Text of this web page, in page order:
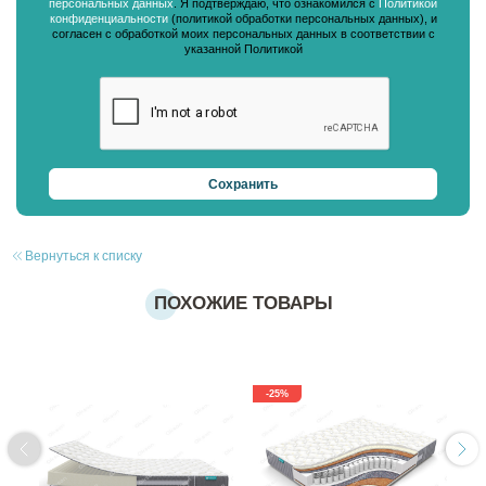
персональных данных. Я подтверждаю, что ознакомился с Политикой
конфиденциальности(политикой обработки персональных данных), и
согласен с обработкой моих персональных данных в соответствии с
указанной Политикой
Вернуться к списку
ПОХОЖИЕ ТОВАРЫ
-25%